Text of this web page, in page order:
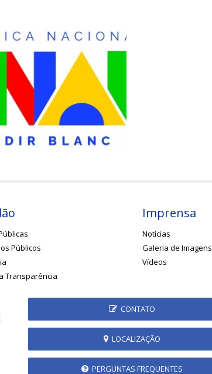
Públicos
Transparência
Imprensa
Notícias
Galeria de Imagens
Vídeos
CONTATO
LOCALIZAÇÃO
PERGUNTAS FREQUENTES